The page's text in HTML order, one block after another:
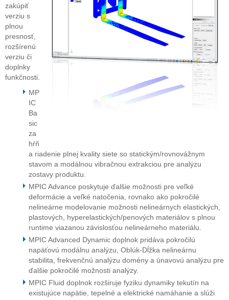
zakúpiť
verziu s
plnou
presnosť,
rozšírenú
verziu či
doplnky
funkčnosti.
MP
IC
Ba
sic
za
hŕň
a riadenie plnej kvality siete so statickým/rovnovážnym
stavom a modálnou vibračnou extrakciou pre analýzu
zostavy produktu.
MPIC Advance poskytuje ďalšie možnosti pre veľké
deformácie a veľké natočenia, rovnako ako pokročilé
nelineárne modelovanie možnosti nelineárnych elastických,
plastových, hyperelastických/penových materiálov s plnou
runtime viazanou závislosťou nelineárneho materiálu.
MPIC Advanced Dynamic doplnok pridáva pokročilú
napäťovú modálnu analýzu, Oblúk-Dĺžka nelineárnu
stabilita, frekvenčnú analýzu domény a únavovú analýzu pre
ďalšie pokročilé možnosti analýzy.
MPIC Fluid doplnok rozširuje fyziku dynamiky tekutín na
existujúce napätie, tepelné a elektrické namáhanie a slúži